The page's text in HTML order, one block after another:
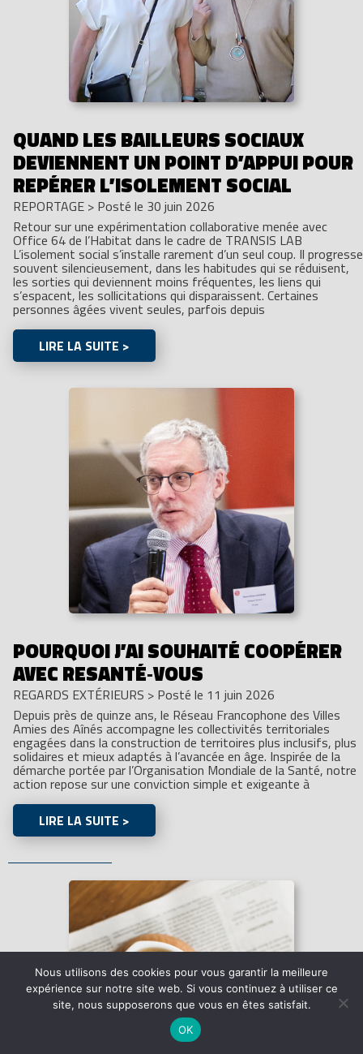
QUAND LES BAILLEURS SOCIAUX
DEVIENNENT UN POINT D’APPUI POUR
REPÉRER L’ISOLEMENT SOCIAL
REPORTAGE > Posté le 30 juin 2026
Retour sur une expérimentation collaborative menée avec
Office 64 de l’Habitat dans le cadre de TRANSIS LAB
L’isolement social s’installe rarement d’un seul coup. Il progresse
souvent silencieusement, dans les habitudes qui se réduisent,
les sorties qui deviennent moins fréquentes, les liens qui
s’espacent, les sollicitations qui disparaissent. Certaines
personnes âgées vivent seules, parfois depuis
LIRE LA SUITE >
POURQUOI J’AI SOUHAITÉ COOPÉRER
AVEC RESANTÉ‑VOUS
REGARDS EXTÉRIEURS > Posté le 11 juin 2026
Depuis près de quinze ans, le Réseau Francophone des Villes
Amies des Aînés accompagne les collectivités territoriales
engagées dans la construction de territoires plus inclusifs, plus
solidaires et mieux adaptés à l’avancée en âge. Inspirée de la
démarche portée par l’Organisation Mondiale de la Santé, notre
action repose sur une conviction simple et exigeante à
LIRE LA SUITE >
Nous utilisons des cookies pour vous garantir la meilleure
expérience sur notre site web. Si vous continuez à utiliser ce
site, nous supposerons que vous en êtes satisfait.
OK